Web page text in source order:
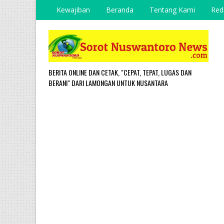
Kewajiban Beranda Tentang Kami
BERITA ONLINE DAN CETAK, "CEPAT, TEPAT, LUGAS DAN
BERANI" DARI LAMONGAN UNTUK NUSANTARA